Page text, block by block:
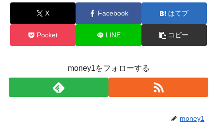
X Facebook はてブ
Pocket LINE コピー
money1をフォローする
money1